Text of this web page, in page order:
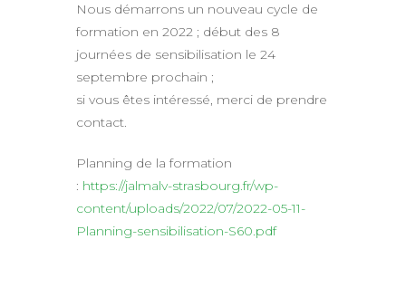
Nous démarrons un nouveau cycle de
formation en 2022 ; début des 8
journées de sensibilisation le 24
septembre prochain ;
si vous êtes intéressé, merci de prendre
contact.
Planning de la formation
: https://jalmalv-strasbourg.fr/wp-
content/uploads/2022/07/2022-05-11-
Planning-sensibilisation-S60.pdf